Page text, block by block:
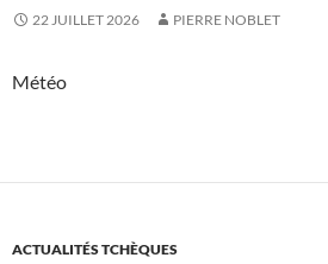
22 JUILLET 2026 PIERRE NOBLET
Météo
ACTUALITÉS TCHÈQUES